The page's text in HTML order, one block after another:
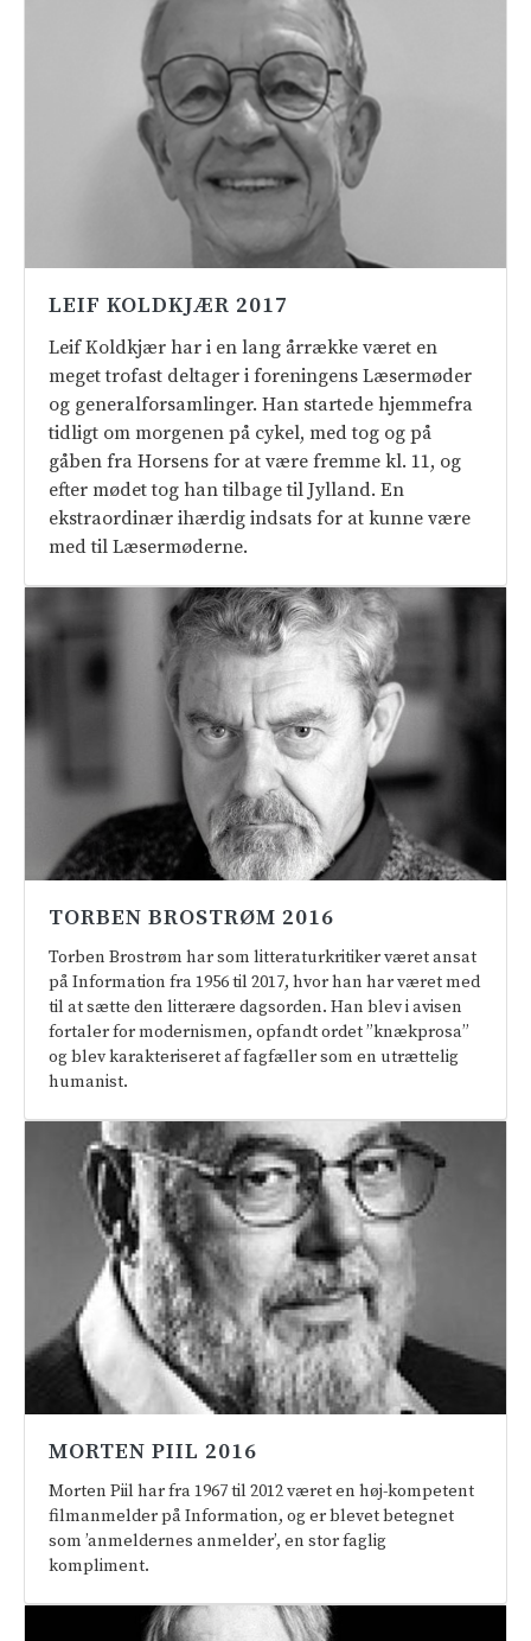
LEIF KOLDKJÆR 2017
Leif Koldkjær har i en lang årrække været en
meget trofast deltager i foreningens Læsermøder
og generalforsamlinger. Han startede hjemmefra
tidligt om morgenen på cykel, med tog og på
gåben fra Horsens for at være fremme kl. 11, og
efter mødet tog han tilbage til Jylland. En
ekstraordinær ihærdig indsats for at kunne være
med til Læsermøderne.
TORBEN BROSTRØM 2016
Torben Brostrøm har som litteraturkritiker været ansat
på Information fra 1956 til 2017, hvor han har været med
til at sætte den litterære dagsorden. Han blev i avisen
fortaler for modernismen, opfandt ordet ”knækprosa”
og blev karakteriseret af fagfæller som en utrættelig
humanist.
MORTEN PIIL 2016
Morten Piil har fra 1967 til 2012 været en høj-kompetent
filmanmelder på Information, og er blevet betegnet
som ’anmeldernes anmelder’, en stor faglig
kompliment.